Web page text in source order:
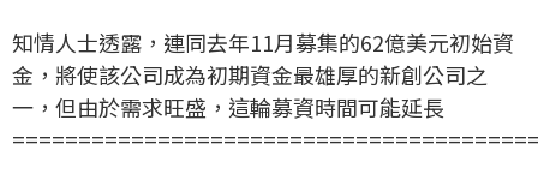
知情人士透露，連同去年11月募集的62億美元初始資
金，將使該公司成為初期資金最雄厚的新創公司之
一，但由於需求旺盛，這輪募資時間可能延長